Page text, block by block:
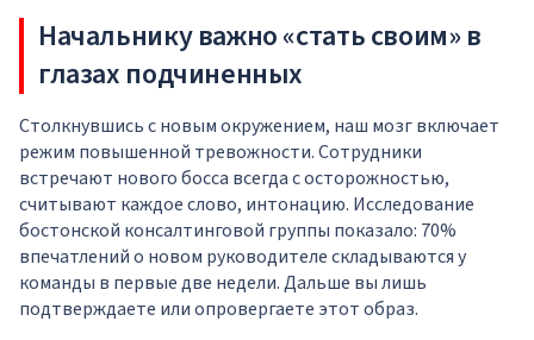
Начальнику важно «стать своим» в
глазах подчиненных
Столкнувшись с новым окружением, наш мозг включает
режим повышенной тревожности. Сотрудники
встречают нового босса всегда с осторожностью,
считывают каждое слово, интонацию. Исследование
бостонской консалтинговой группы показало: 70%
впечатлений о новом руководителе складываются у
команды в первые две недели. Дальше вы лишь
подтверждаете или опровергаете этот образ.